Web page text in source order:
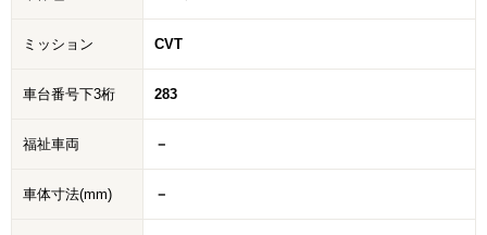
ミッション CVT
車台番号下3桁 283
福祉車両 －
車体寸法(mm) －